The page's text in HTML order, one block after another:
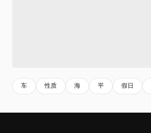
车 性质 海 平 假日